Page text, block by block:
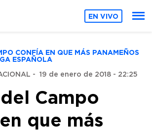
EN VIVO
CONFÍA EN QUE MÁS PANAMEÑOS
ESPAÑOLA
- 19 de enero de 2018 - 22:25
Campo
que más